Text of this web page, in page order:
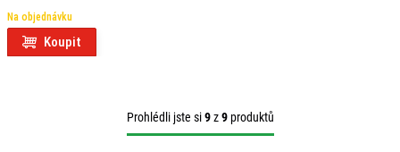
Na objednávku
Koupit
Prohlédli jste si9z9produktů